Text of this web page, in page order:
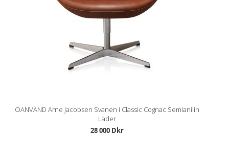
OANVÄND Arne Jacobsen Svanen i Classic Cognac Semianilin
Läder
28 000 Dkr